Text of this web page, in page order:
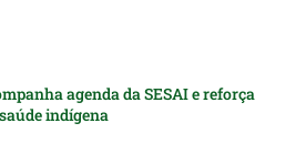
agenda da SESAI e reforça
indígena